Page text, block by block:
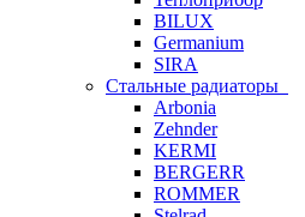
BILUX
Germanium
SIRA
Стальные радиаторы
Arbonia
Zehnder
KERMI
BERGERR
ROMMER